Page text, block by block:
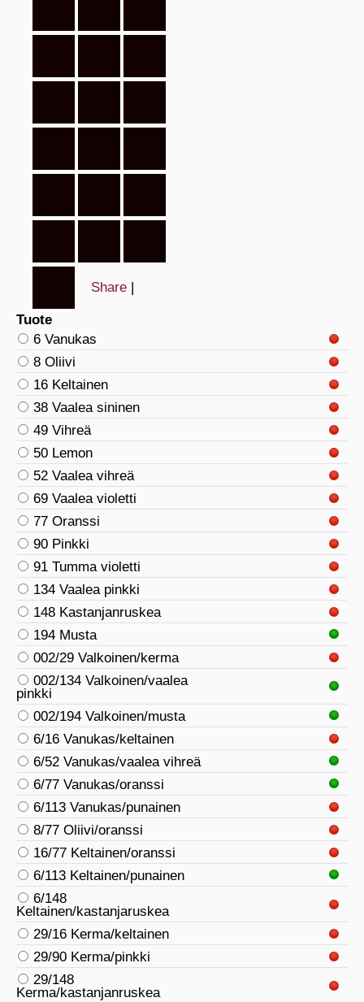
Share |
Tuote
6 Vanukas
8 Oliivi
16 Keltainen
38 Vaalea sininen
49 Vihreä
50 Lemon
52 Vaalea vihreä
69 Vaalea violetti
77 Oranssi
90 Pinkki
91 Tumma violetti
134 Vaalea pinkki
148 Kastanjanruskea
194 Musta
002/29 Valkoinen/kerma
002/134 Valkoinen/vaalea
pinkki
002/194 Valkoinen/musta
6/16 Vanukas/keltainen
6/52 Vanukas/vaalea vihreä
6/77 Vanukas/oranssi
6/113 Vanukas/punainen
8/77 Oliivi/oranssi
16/77 Keltainen/oranssi
6/113 Keltainen/punainen
6/148
Keltainen/kastanjaruskea
29/16 Kerma/keltainen
29/90 Kerma/pinkki
29/148
Kerma/kastanjanruskea